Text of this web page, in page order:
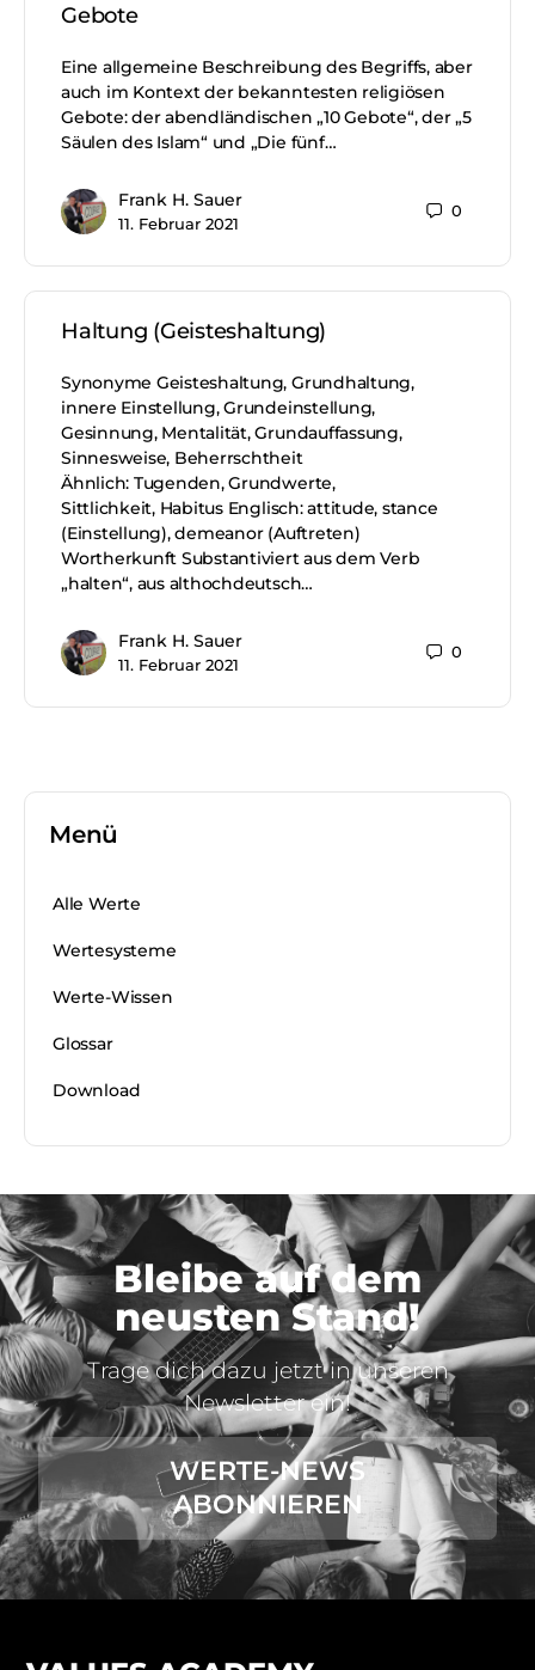
Gebote
Eine allgemeine Beschreibung des Begriffs, aber
auch im Kontext der bekanntesten religiösen
Gebote: der abendländischen „10 Gebote“, der „5
Säulen des Islam“ und „Die fünf…
Frank H. Sauer
11. Februar 2021
0
Haltung (Geisteshaltung)
Synonyme Geisteshaltung, Grundhaltung,
innere Einstellung, Grundeinstellung,
Gesinnung, Mentalität, Grundauffassung,
Sinnesweise, Beherrschtheit
Ähnlich: Tugenden, Grundwerte,
Sittlichkeit, Habitus Englisch: attitude, stance
(Einstellung), demeanor (Auftreten)
Wortherkunft Substantiviert aus dem Verb
„halten“, aus althochdeutsch…
Frank H. Sauer
11. Februar 2021
0
Menü
Alle Werte
Wertesysteme
Werte-Wissen
Glossar
Download
Bleibe auf dem
neusten Stand!
Trage dich dazu jetzt in unseren
Newsletter ein!
WERTE-NEWS
ABONNIEREN